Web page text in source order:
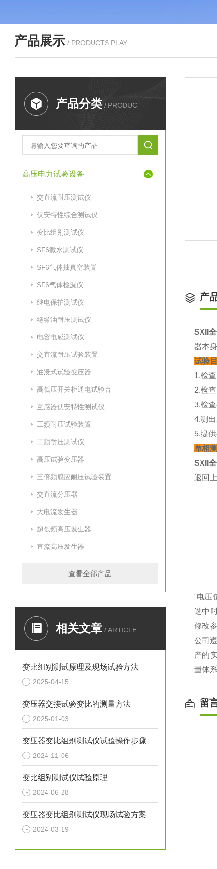
产品展示 / PRODUCTS PLAY
产品分类 / PRODUCT
高压电力试验设备
交直流耐压测试仪
伏安特性综合测试仪
变比组别测试仪
SF6微水测试仪
SF6气体抽真空装置
SF6气体检漏仪
继电保护测试仪
绝缘油耐压测试仪
电容电感测试仪
交直流耐压试验装置
油浸式试验变压器
高低压开关柜通电试验台
互感器伏安特性测试仪
工频耐压试验装置
工频耐压测试仪
高压试验变压器
三倍频感应耐压试验装置
交直流分压器
大电流发生器
超低频高压发生器
直流高压发生器
查看全部产品
相关文章 / ARTICLE
变比组别测试原理及现场试验方法
2025-04-15
变压器交接试验变比的测量方法
2025-01-03
变压器变比组别测试仪试验操作步骤
2024-11-06
变比组别测试仪试验原理
2024-06-28
变压器变比组别测试仪现场试验方案
2024-03-19
产
SXII
器本
试验
1.检
2.检
3.检
4.测
5.提
单相
SXII
返回
“电压
选中
修改
公司
产的
量体
留